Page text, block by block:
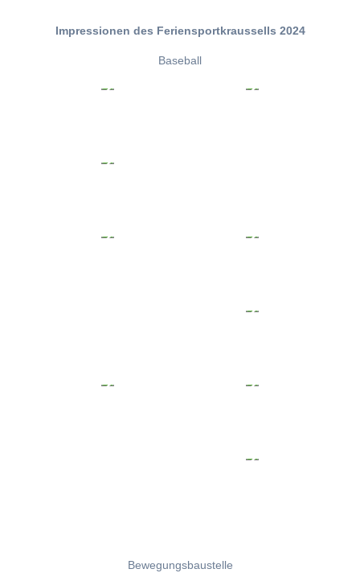
Impressionen des Feriensportkraussells 2024
Baseball
Bewegungsbaustelle